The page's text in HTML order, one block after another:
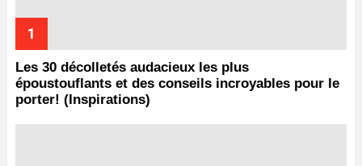
Les 30 décolletés audacieux les plus
époustouflants et des conseils incroyables pour le
porter! (Inspirations)